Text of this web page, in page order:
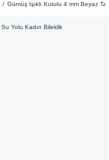
Gümüş Işıklı Kutulu 4 mm Beyaz